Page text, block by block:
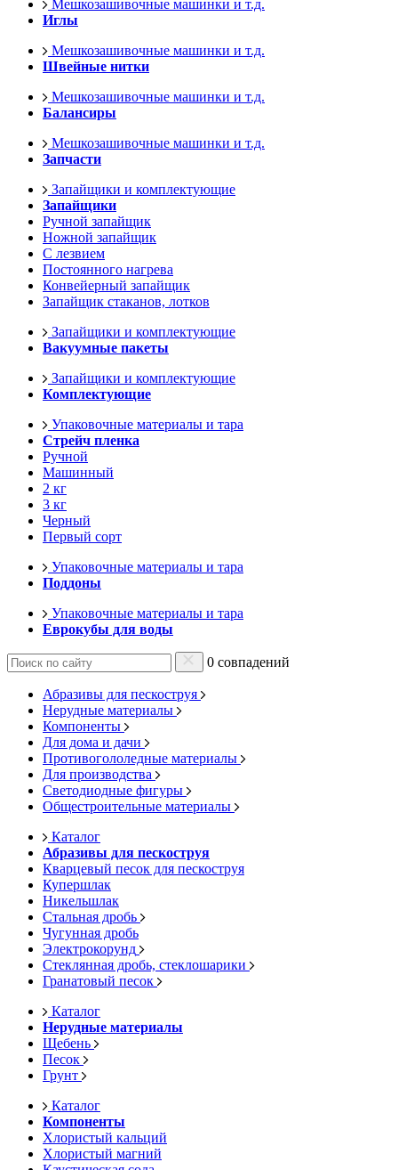
Мешкозашивочные машинки и т.д.
Иглы
Мешкозашивочные машинки и т.д.
Швейные нитки
Мешкозашивочные машинки и т.д.
Балансиры
Мешкозашивочные машинки и т.д.
Запчасти
Запайщики и комплектующие
Запайщики
Ручной запайщик
Ножной запайщик
С лезвием
Постоянного нагрева
Конвейерный запайщик
Запайщик стаканов, лотков
Запайщики и комплектующие
Вакуумные пакеты
Запайщики и комплектующие
Комплектующие
Упаковочные материалы и тара
Стрейч пленка
Ручной
Машинный
2 кг
3 кг
Черный
Первый сорт
Упаковочные материалы и тара
Поддоны
Упаковочные материалы и тара
Еврокубы для воды
0 совпадений
Абразивы для пескоструя
Нерудные материалы
Компоненты
Для дома и дачи
Противогололедные материалы
Для производства
Светодиодные фигуры
Общестроительные материалы
Каталог
Абразивы для пескоструя
Кварцевый песок для пескоструя
Купершлак
Никельшлак
Стальная дробь
Чугунная дробь
Электрокорунд
Стеклянная дробь, стеклошарики
Гранатовый песок
Каталог
Нерудные материалы
Щебень
Песок
Грунт
Каталог
Компоненты
Хлористый кальций
Хлористый магний